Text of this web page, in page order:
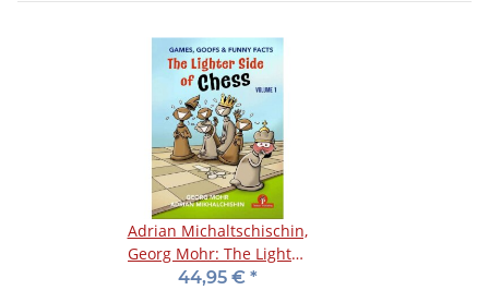
Adrian Michaltschischin,
Georg Mohr: The Lighter
Side of Chess - Vol. 1
44,95 € *